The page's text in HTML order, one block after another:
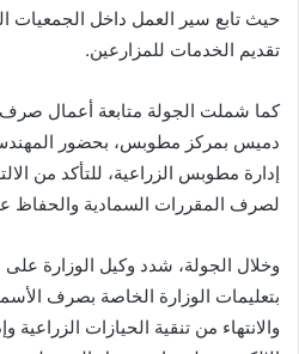
حيث تابع سير العمل داخل الجمعيات
تقديم الخدمات للمزارعين.
كما شملت الجولة متابعة أعمال صرف
دميس بمركز مطوبس، بحضور المهندس
إدارة مطوبس الزراعية، للتأكد من
لصرف المقررات السمادية والحفاظ
وخلال الجولة، شدد وكيل الوزارة على
بتعليمات الوزارة الخاصة بصرف
والانتهاء من تنقية الحيازات الزراعية